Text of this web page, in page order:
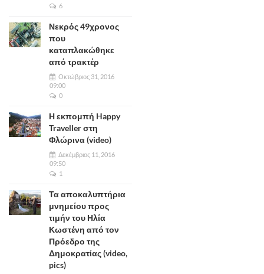
6
Νεκρός 49χρονος
που
καταπλακώθηκε
από τρακτέρ
Οκτώβριος 31, 2016
09:00
0
Η εκπομπή Happy
Traveller στη
Φλώρινα (video)
Δεκέμβριος 11, 2016
09:50
1
Τα αποκαλυπτήρια
μνημείου προς
τιμήν του Ηλία
Κωστένη από τον
Πρόεδρο της
Δημοκρατίας (video,
pics)